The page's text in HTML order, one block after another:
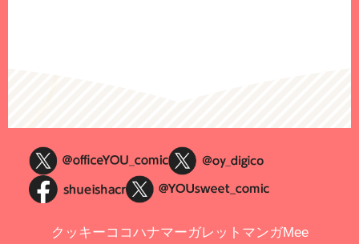
クッキーココハナマーガレット マンガMee